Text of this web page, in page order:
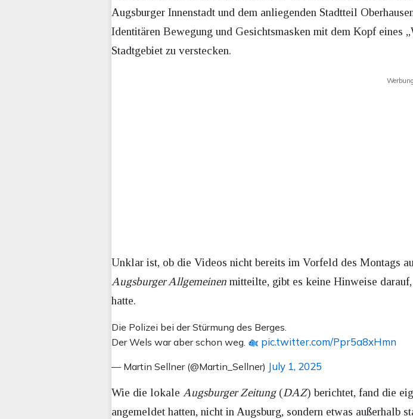
Augsburger Innenstadt und dem anliegenden Stadtteil
Identitären Bewegung und Gesichtsmasken mit dem Kopf eines
Stadtgebiet zu verstecken.
Werbung
Unklar ist, ob die Videos nicht bereits im Vorfeld des Montags
Augsburger Allgemeinen mitteilte, gibt es keine Hinweise
hatte.
Die Polizei bei der Stürmung des Berges.
Der Wels war aber schon weg.
pic.twitter.com/Ppr5a8xHmn
— Martin Sellner (@Martin_Sellner) July 1, 2025
Wie die lokale Augsburger Zeitung(DAZ) berichtet, fand die
angemeldet hatten, nicht in Augsburg, sondern etwas außerhalb